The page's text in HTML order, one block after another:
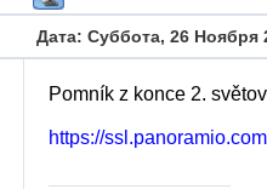
Дата: Суббота, 26 Ноября
Pomník z konce 2.
https://